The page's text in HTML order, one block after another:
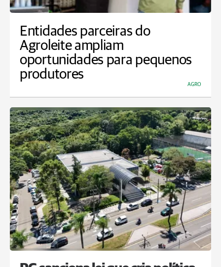
Entidades parceiras do
Agroleite ampliam
oportunidades para pequenos
produtores
AGRO